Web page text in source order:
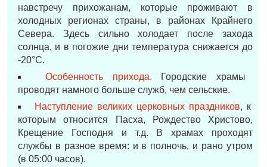
навстречу прихожанам, которые проживают в
холодных регионах страны, в районах Крайнего
Севера. Здесь сильно холодает после захода
солнца, и в погожие дни температура снижается до
-20°С.
Особенность прихода. Городские храмы
проводят намного больше служб, чем сельские.
Наступление великих церковных праздников, к
которым относится Пасха, Рождество Христово,
Крещение Господня и т.д. В храмах проходят
службы в разное время: и в полночь, и рано утром
(в 05:00 часов).